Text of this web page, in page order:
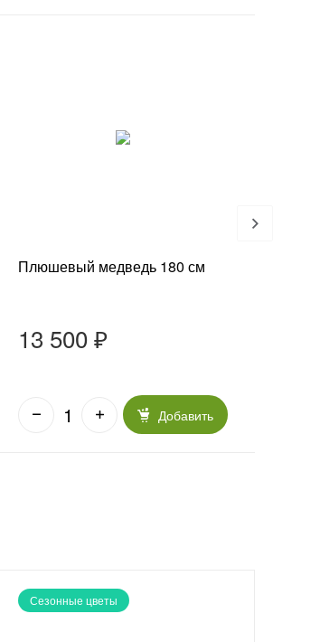
Плюшевый медведь 180 см
13 500 ₽
Добавить
Сезонные цветы